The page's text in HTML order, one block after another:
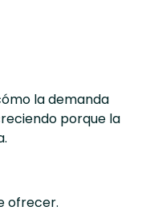
la demanda
porque la
ofrecer.